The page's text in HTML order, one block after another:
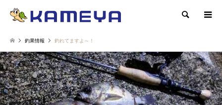
検索
釣果情報 釣れてますよ～！